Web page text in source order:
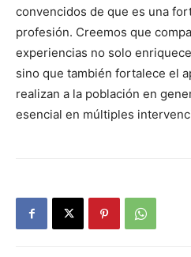
convencidos de que es una
profesión. Creemos que
experiencias no solo
sino que también fortalece el
realizan a la población en
esencial en múltiples